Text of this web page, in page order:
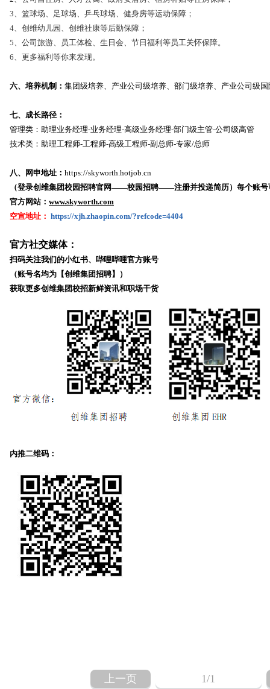
3、篮球场、足球场、乒乓球场、健身房等运动保障；
4、创维幼儿园、创维社康等后勤保障；
5、公司旅游、员工体检、生日会、节日福利等员工关怀保障。
6、更多福利等你来发现。
六、培养机制： 集团级培养、产业公司级培养、部门级培养、产业公司级
七、成长路径：
管理类：助理业务经理-业务经理-高级业务经理-部门级主管-公司级高管
技术类：助理工程师-工程师-高级工程师-副总师-专家/总师
八、网申地址： https://skyworth.hotjob.cn
（登录创维集团校园招聘官网——校园招聘——注册并投递简历）每个账号
官方网站： www.skyworth.com
空宣地址： https://xjh.zhaopin.com/?refcode=4404
官方社交媒体：
扫码关注我们的小红书、哔哩哔哩官方账号
（账号名均为【创维集团招聘】）
获取更多创维集团校招新鲜资讯和职场干货
内推二维码：
上一页 1/1